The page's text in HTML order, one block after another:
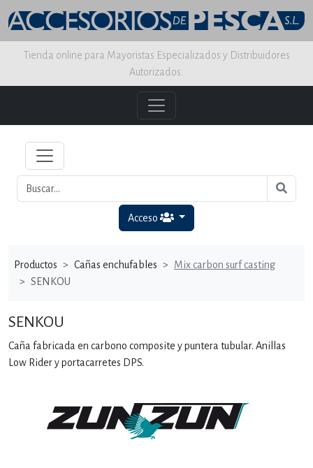
Tienda online para Mayoristas Especializados y Distribuidores
Autorizados.
Acceso
Productos Cañas enchufables
Mix carbon surf casting
SENKOU
SENKOU
Caña fabricada en carbono composite y puntera tubular. Anillas
Low Rider y portacarretes DPS.